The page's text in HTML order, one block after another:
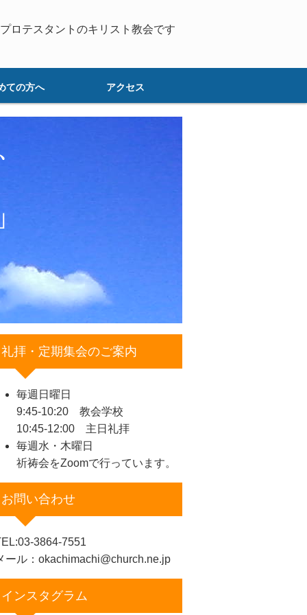
ロテスタントのキリスト教会です
ての方へ アクセス
礼拝・定期集会のご案内
毎週日曜日
9:45-10:20 教会学校
10:45-12:00 主日礼拝
毎週水・木曜日
祈祷会をZoomで行っています。
お問い合わせ
3864-7551
ール：okachimachi@church.ne.jp
インスタグラム